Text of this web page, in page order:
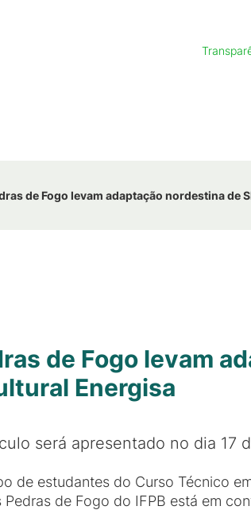
de Fogo levam adaptação nordestina de
de Fogo levam
Energisa
será apresentado no dia 17
de estudantes do Curso Técnico
Pedras de Fogo do IFPB está em